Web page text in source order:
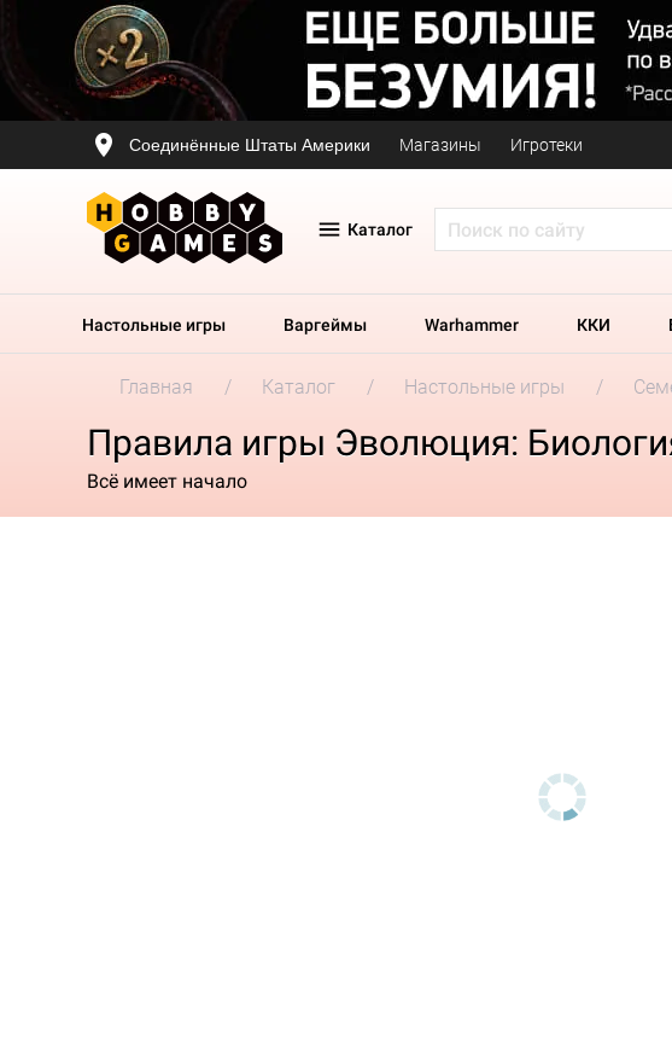
Соединённые Штаты Америки Магазины Игротеки
Каталог
Настольные игры Варгеймы Warhammer ККИ
Главная Каталог Настольные игры
Правила игры Эволюция:
Всё имеет начало